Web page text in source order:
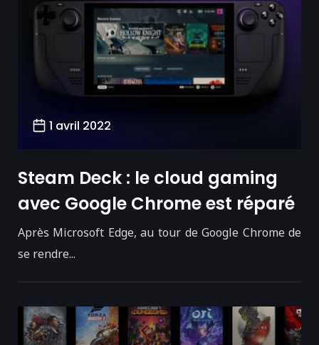
1 avril 2022
Steam Deck : le cloud gaming
avec Google Chrome est réparé
Après Microsoft Edge, au tour de Google Chrome de
se rendre...